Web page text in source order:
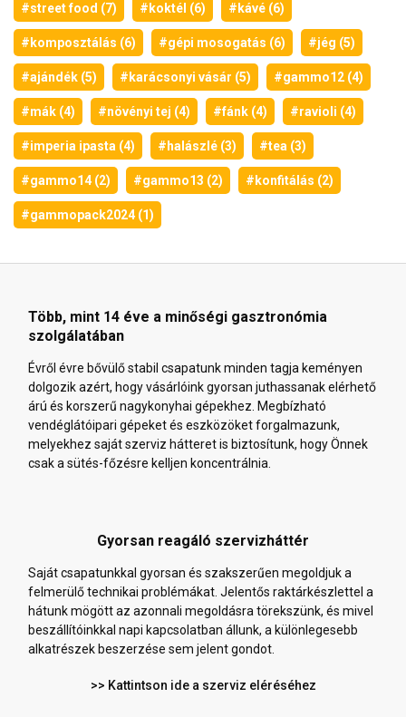
#street food (7) #koktél (6) #kávé (6)
#komposztálás (6) #gépi mosogatás (6) #jég (5)
#ajándék (5) #karácsonyi vásár (5) #gammo12 (4)
#mák (4) #növényi tej (4) #fánk (4) #ravioli (4)
#imperia ipasta (4) #halászlé (3) #tea (3)
#gammo14 (2) #gammo13 (2) #konfitálás (2)
#gammopack2024 (1)
Több, mint 14 éve a minőségi gasztronómia
szolgálatában
Évről évre bővülő stabil csapatunk minden tagja keményen
dolgozik azért, hogy vásárlóink gyorsan juthassanak elérhető
árú és korszerű nagykonyhai gépekhez. Megbízható
vendéglátóipari gépeket és eszközöket forgalmazunk,
melyekhez saját szerviz hátteret is biztosítunk, hogy Önnek
csak a sütés-főzésre kelljen koncentrálnia.
Gyorsan reagáló szervizháttér
Saját csapatunkkal gyorsan és szakszerűen megoldjuk a
felmerülő technikai problémákat. Jelentős raktárkészlettel a
hátunk mögött az azonnali megoldásra törekszünk, és mivel
beszállítóinkkal napi kapcsolatban állunk, a különlegesebb
alkatrészek beszerzése sem jelent gondot.
>> Kattintson ide a szerviz eléréséhez